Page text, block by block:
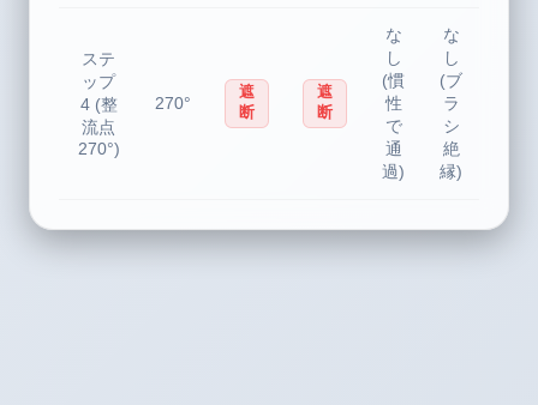
ステ
ップ
4 (整
流点
270°)
270°
遮
断
遮
断
な
し
(慣
性
で
通
過)
な
し
(ブ
ラ
シ
絶
縁)